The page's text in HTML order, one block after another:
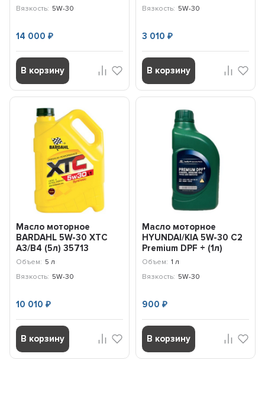
Вязкость: 5W-30
14 000₽
В корзину
Вязкость: 5W-30
3 010 ₽
В корзину
Масло моторное
BARDAHL 5W-30 XTC
A3/B4 (5л) 35713
Объем: 5 л
Вязкость: 5W-30
10 010₽
В корзину
Масло моторное
HYUNDAI/KIA 5W-30 C2
Premium DPF + (1л)
05200-00130
Объем: 1 л
Вязкость: 5W-30
900 ₽
В корзину